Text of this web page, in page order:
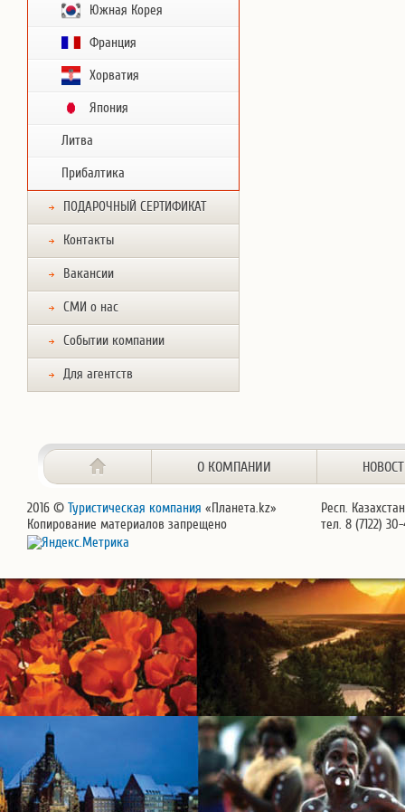
Южная Корея
Франция
Хорватия
Япония
Литва
Прибалтика
ПОДАРОЧНЫЙ СЕРТИФИКАТ
Контакты
Вакансии
СМИ о нас
Событии компании
Для агентств
О КОМПАНИИ
2016 © Туристическая компания «Планета.kz»
Копирование материалов запрещено
Респ.
тел. 8 (7122)